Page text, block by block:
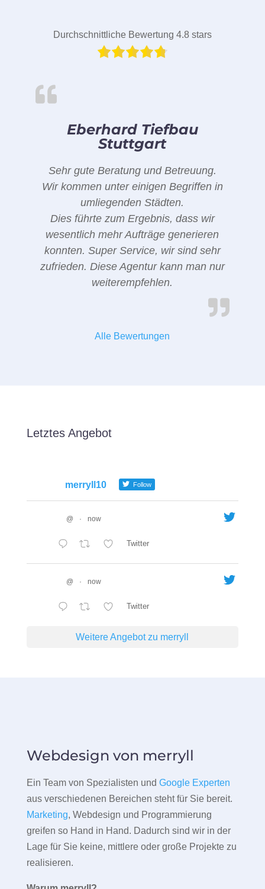
Durchschnittliche Bewertung 4.8 stars
Eberhard Tiefbau
Stuttgart
Sehr gute Beratung und Betreuung.
Wir kommen unter einigen Begriffen in
umliegenden Städten.
Dies führte zum Ergebnis, dass wir
wesentlich mehr Aufträge generieren
konnten. Super Service, wir sind sehr
zufrieden. Diese Agentur kann man nur
weiterempfehlen.
Alle Bewertungen
Letztes Angebot
merryll10 Follow
@ · now
Twitter
@ · now
Twitter
Weitere Angebot zu merryll
Webdesign von merryll
Ein Team von Spezialisten und Google Experten
aus verschiedenen Bereichen steht für Sie bereit.
Marketing, Webdesign und Programmierung
greifen so Hand in Hand. Dadurch sind wir in der
Lage für Sie keine, mittlere oder große Projekte zu
realisieren.